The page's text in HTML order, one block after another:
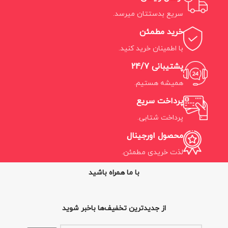
سریع بدستتان میرسد.
خرید مطمئن
با اطمینان خرید کنید.
پشتیبانی 24/7
همیشه هستیم.
پرداخت سریع
پرداخت شتابی.
محصول اورجینال
لذت خریدی مطمئن.
با ما همراه باشید
از جدیدترین تخفیف‌ها باخبر شوید